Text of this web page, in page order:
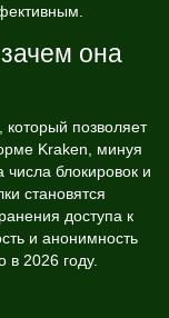
она
позволяет
Kraken, минуя
блокировок и
становятся
доступа к
и анонимность
в 2026 году.